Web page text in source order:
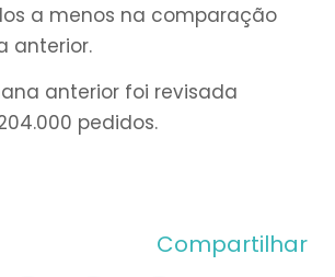
a menos na comparação
anterior.
anterior foi revisada
pedidos.
Compartilhar